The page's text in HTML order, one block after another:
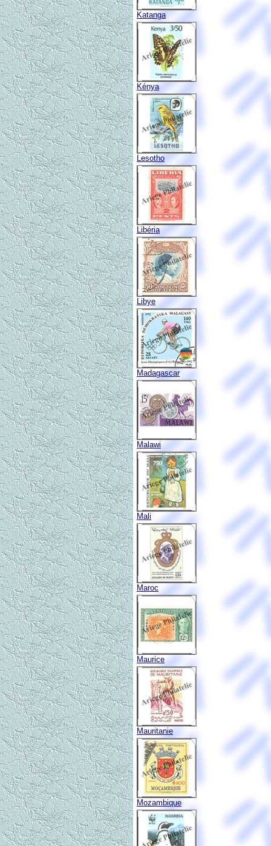
Katanga
Kénya
Lesotho
Libéria
Libye
Madagascar
Malawi
Mali
Maroc
Maurice
Mauritanie
Mozambique